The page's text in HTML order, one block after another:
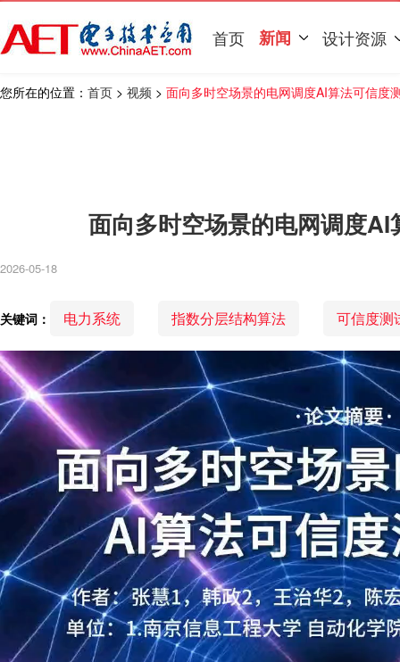
首页 新闻 设计资源
您所在的位置： 首页 > 视频 > 面向多时空场景的电网调度AI算法可信度
面向多时空场景的电网调度
2026-05-18
关键词： 电力系统 指数分层结构算法 可信度测